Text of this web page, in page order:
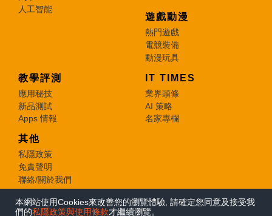
本網站使用Cookies來改善您的瀏覽體驗, 請確定您同意及接受我
們的私隱政策與使用條款才繼續瀏覽。
人工智能
遊戲動漫
熱門遊戲
電競裝備
動漫玩具
教學評測
應用秘技
新品測試
Apps 情報
IT TIMES
業界頭條
AI 策略
名家專欄
其他
私隱政策
免責聲明
聯絡/關於我們
© 2026 e-zone. All Rights Reserved.